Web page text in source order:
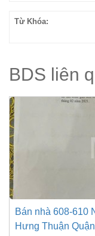
Từ Khóa:
BDS liên
Bán nhà 608-610
Hưng Thuận